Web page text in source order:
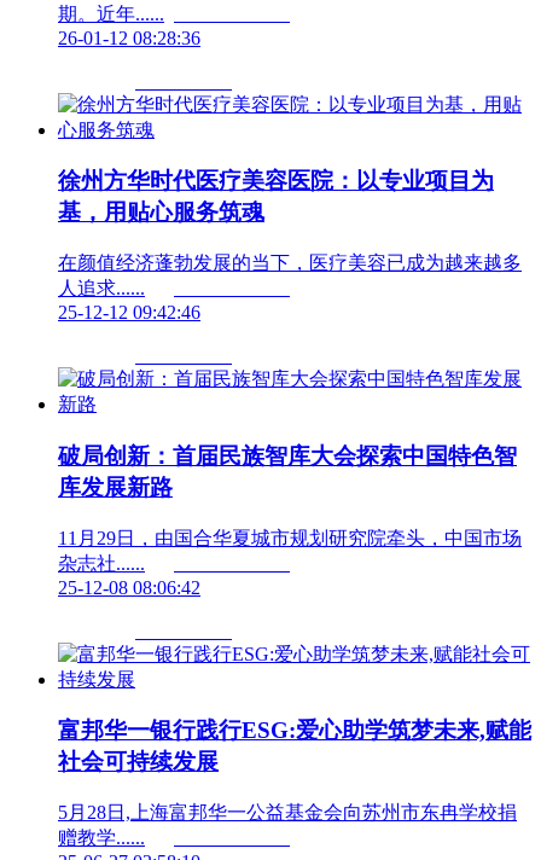
26-01-12 08:28:36
徐州方华时代医疗美容医院：以专业项目为
基，用贴心服务筑魂
在颜值经济蓬勃发展的当下，医疗美容已成为越来越多
25-12-12 09:42:46
破局创新：首届民族智库大会探索中国特色智
库发展新路
11月29日，由国合华夏城市规划研究院牵头，中国市场
25-12-08 08:06:42
富邦华一银行践行ESG:爱心助学筑梦未来,赋能
社会可持续发展
5月28日,上海富邦华一公益基金会向苏州市东冉学校捐